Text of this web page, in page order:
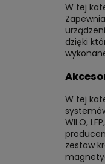
W tej
dzięki
W tej
WILO,
zestaw